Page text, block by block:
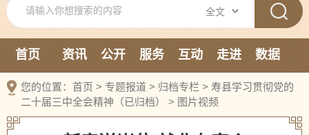
首页 资讯 公开 服务 互动 走进
数据
新媒体
您的位置： 首页 > 专题报道 > 归档专栏 > 寿县学习贯彻党的
二十届三中全会精神（已归档）
> 图片视频